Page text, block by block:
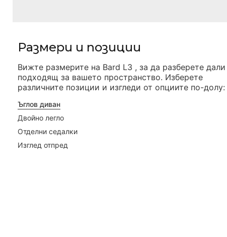
Размери и позиции
Вижте размерите на Bard L3 , за да разберете
подходящ за вашето пространство. Изберете
различните позиции и изгледи от опциите по-долу:
Ъглов диван
Двойно легло
Отделни седалки
Изглед отпред
113cm